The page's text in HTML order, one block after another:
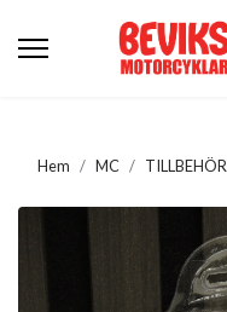
Hem MC TILLBEHÖR